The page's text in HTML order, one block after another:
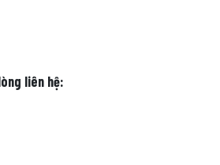
liên hệ: